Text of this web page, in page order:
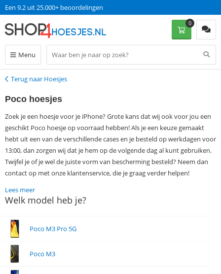
Een 9.2 uit 25.000+ beoordelingen
Menu
0
Terug
Terug naar Hoesjes
Poco hoesjes
Zoek je een hoesje voor je iPhone? Grote kans dat wij ook voor jou een
geschikt Poco hoesje op voorraad hebben! Als je een keuze gemaakt
hebt uit een van de verschillende cases en je besteld op werkdagen voor
13:00, dan zorgen wij dat je hem op de volgende dag al kunt gebruiken.
Twijfel je of je wel de juiste vorm van bescherming besteld? Neem dan
contact op met onze klantenservice, die je graag verder helpen!
Lees meer
Welk model heb je?
Poco M3 Pro 5G
Poco M3